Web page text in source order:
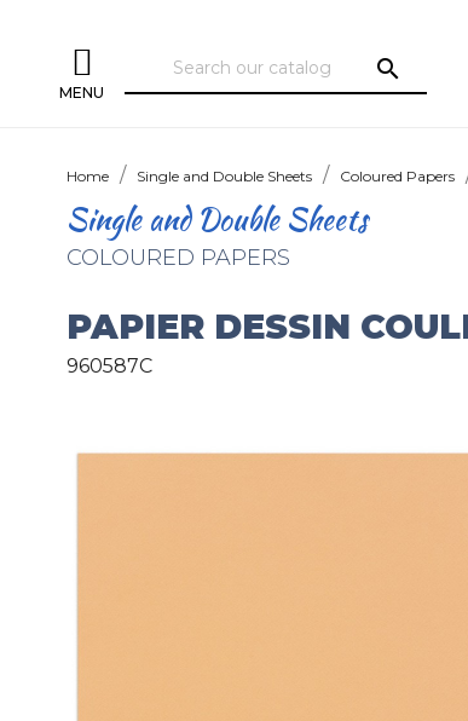
MENU
search
Home Single and Double Sheets Coloured Papers
Single and Double Sheets
COLOURED PAPERS
PAPIER DESSIN
960587C